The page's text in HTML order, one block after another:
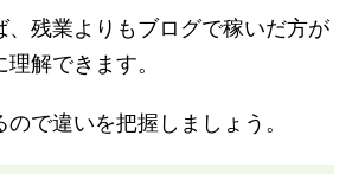
、残業よりもブログで稼いだ方が
解できます。
で違いを把握しましょう。